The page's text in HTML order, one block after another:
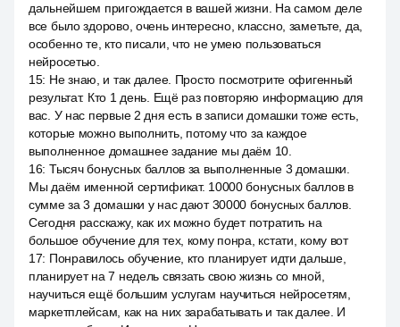
дальнейшем пригождается в вашей жизни. На самом деле
все было здорово, очень интересно, классно, заметьте, да,
особенно те, кто писали, что не умею пользоваться
нейросетью.
15: Не знаю, и так далее. Просто посмотрите офигенный
результат. Кто 1 день. Ещё раз повторяю информацию для
вас. У нас первые 2 дня есть в записи домашки тоже есть,
которые можно выполнить, потому что за каждое
выполненное домашнее задание мы даём 10.
16: Тысяч бонусных баллов за выполненные 3 домашки.
Мы даём именной сертификат. 10000 бонусных баллов в
сумме за 3 домашки у нас дают 30000 бонусных баллов.
Сегодня расскажу, как их можно будет потратить на
большое обучение для тех, кому понра, кстати, кому вот
17: Понравилось обучение, кто планирует идти дальше,
планирует на 7 недель связать свою жизнь со мной,
научиться ещё большим услугам научиться нейросетям,
маркетплейсам, как на них зарабатывать и так далее. И